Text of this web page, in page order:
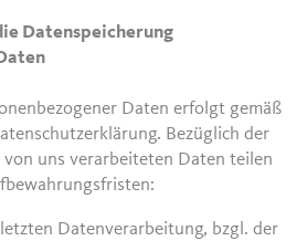
Datenspeicherung
Daten erfolgt gemäß
Bezüglich der
von uns verarbeiteten Daten teilen
letzten Datenverarbeitung, bzgl. der